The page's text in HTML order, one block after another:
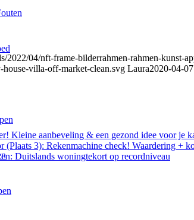
2022/04/nft-frame-bilderrahmen-rahmen-kunst-
house-villa-off-market-clean.svg Laura2020-04-
Kleine aanbeveling & een gezond idee voor je
(Plaats 3): Rekenmachine check! Waardering +
Duitslands woningtekort op recordniveau